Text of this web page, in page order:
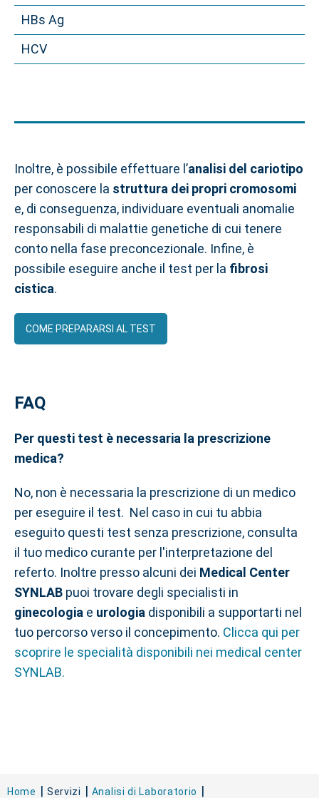
HBs Ag
HCV
Inoltre, è possibile effettuare l’analisi del cariotipo
per conoscere la struttura dei propri cromosomi
e, di conseguenza, individuare eventuali anomalie
responsabili di malattie genetiche di cui tenere
conto nella fase preconcezionale. Infine, è
possibile eseguire anche il test per la fibrosi
cistica.
COME PREPARARSI AL TEST
FAQ
Per questi test è necessaria la prescrizione
medica?
No, non è necessaria la prescrizione di un medico
per eseguire il test. Nel caso in cui tu abbia
eseguito questi test senza prescrizione, consulta
il tuo medico curante per l'interpretazione del
referto. Inoltre presso alcuni dei Medical Center
SYNLAB puoi trovare degli specialisti in
ginecologia e urologia disponibili a supportarti nel
tuo percorso verso il concepimento. Clicca qui per
scoprire le specialità disponibili nei medical center
SYNLAB.
Home Servizi
Analisi di Laboratorio